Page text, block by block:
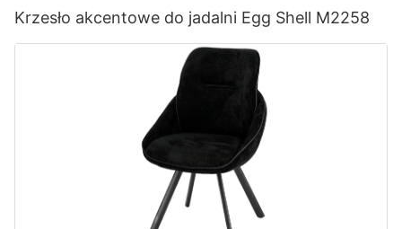
Krzesło akcentowe do jadalni Egg Shell M2258